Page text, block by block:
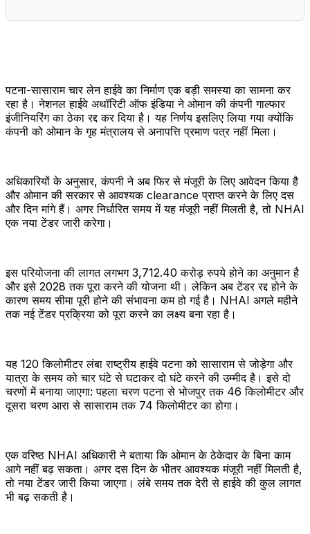
पटना-सासाराम चार लेन हाईवे का निर्माण एक बड़ी समस्या का सामना कर
रहा है। नेशनल हाईवे अथॉरिटी ऑफ इंडिया ने ओमान की कंपनी गाल्फार
इंजीनियरिंग का ठेका रद्द कर दिया है। यह निर्णय इसलिए लिया गया क्योंकि
कंपनी को ओमान के गृह मंत्रालय से अनापत्ति प्रमाण पत्र नहीं मिला।
अधिकारियों के अनुसार, कंपनी ने अब फिर से मंजूरी के लिए आवेदन किया है
और ओमान की सरकार से आवश्यक clearance प्राप्त करने के लिए दस
और दिन मांगे हैं। अगर निर्धारित समय में यह मंजूरी नहीं मिलती है, तो NHAI
एक नया टेंडर जारी करेगा।
इस परियोजना की लागत लगभग 3,712.40 करोड़ रुपये होने का अनुमान है
और इसे 2028 तक पूरा करने की योजना थी। लेकिन अब टेंडर रद्द होने के
कारण समय सीमा पूरी होने की संभावना कम हो गई है। NHAI अगले महीने
तक नई टेंडर प्रक्रिया को पूरा करने का लक्ष्य बना रहा है।
यह 120 किलोमीटर लंबा राष्ट्रीय हाईवे पटना को सासाराम से जोड़ेगा और
यात्रा के समय को चार घंटे से घटाकर दो घंटे करने की उम्मीद है। इसे दो
चरणों में बनाया जाएगा: पहला चरण पटना से भोजपुर तक 46 किलोमीटर और
दूसरा चरण आरा से सासाराम तक 74 किलोमीटर का होगा।
एक वरिष्ठ NHAI अधिकारी ने बताया कि ओमान के ठेकेदार के बिना काम
आगे नहीं बढ़ सकता। अगर दस दिन के भीतर आवश्यक मंजूरी नहीं मिलती है,
तो नया टेंडर जारी किया जाएगा। लंबे समय तक देरी से हाईवे की कुल लागत
भी बढ़ सकती है।